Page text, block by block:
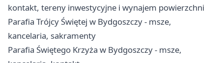
kontakt, tereny inwestycyjne i wynajem powierzchni
Parafia Trójcy Świętej w Bydgoszczy - msze,
kancelaria, sakramenty
Parafia Świętego Krzyża w Bydgoszczy - msze,